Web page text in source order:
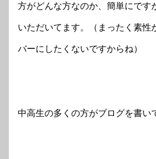
方がどんな方なのか、簡単にです
いただいてます。（まったく素性
バーにしたくないですからね）
中高生の多くの方がブログを書い